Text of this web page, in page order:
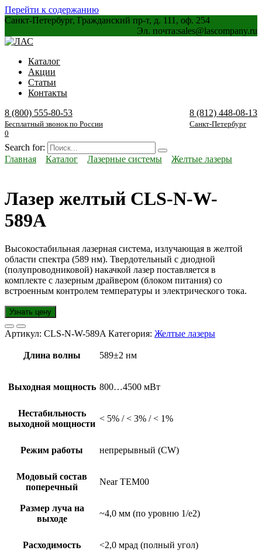
Перейти к содержанию
Санкт-Петербург, Гражданский пр-т, д. 111, оф. 254
Эл. почта:sales@lascompany.ru
Каталог
Акции
Статьи
Контакты
8 (800) 555-80-53
Бесплатный звонок по России
8 (812) 448-08-13
Санкт-Петербург
0
Search for:
Главная
Каталог Лазерные системы Желтые лазеры
Лазер желтый CLS-N-W-
589A
Высокостабильная лазерная система, излучающая в желтой
области спектра (589 нм). Твердотельный с диодной
(полупроводниковой) накачкой лазер поставляется в
комплекте с лазерным драйвером (блоком питания) со
встроенным контролем температуры и электрического тока.
Узнать цену
Артикул: CLS-N-W-589A Категория: Желтые лазеры
Длина волны 589±2 нм
Выходная мощность 800…4500 мВт
Нестабильность
выходной мощности
< 5% / < 3% / < 1%
Режим работы непрерывный (CW)
Модовый состав
поперечный
Near TEM00
Размер луча на
выходе
~4,0 мм (по уровню 1/e2)
Расходимость <2,0 мрад (полный угол)